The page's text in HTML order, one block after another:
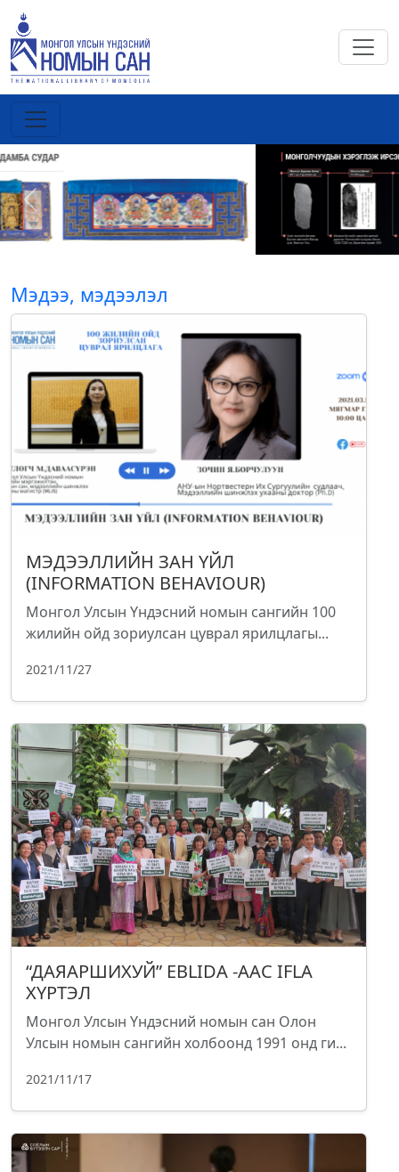
Previous Next
Мэдээ, мэдээлэл
МЭДЭЭЛЛИЙН ЗАН ҮЙЛ
(INFORMATION BEHAVIOUR)
Монгол Улсын Үндэсний номын сангийн 100
жилийн ойд зориулсан цуврал ярилцлагы...
2021/11/27
“ДАЯАРШИХУЙ” EBLIDA -ААС IFLA
ХҮРТЭЛ
Монгол Улсын Үндэсний номын сан Олон
Улсын номын сангийн холбоонд 1991 онд ги...
2021/11/17